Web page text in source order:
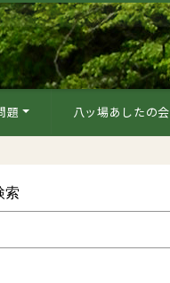
題 八ッ場あしたの会
索